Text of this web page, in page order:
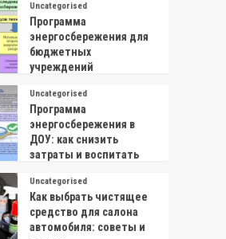
для
Uncategorised
Программа
энергосбережения для
бюджетных
учреждений
Uncategorised
Программа
энергосбережения в
ДОУ: как снизить
затраты и воспитать
Uncategorised
Как выбрать чистящее
средство для салона
автомобиля: советы и